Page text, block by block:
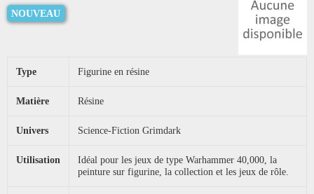
NOUVEAU
Type Figurine en résine
Matière Résine
Univers Science-Fiction Grimdark
Utilisation
Idéal pour les jeux de type Warhammer 40,000, la
peinture sur figurine, la collection et les jeux de rôle.